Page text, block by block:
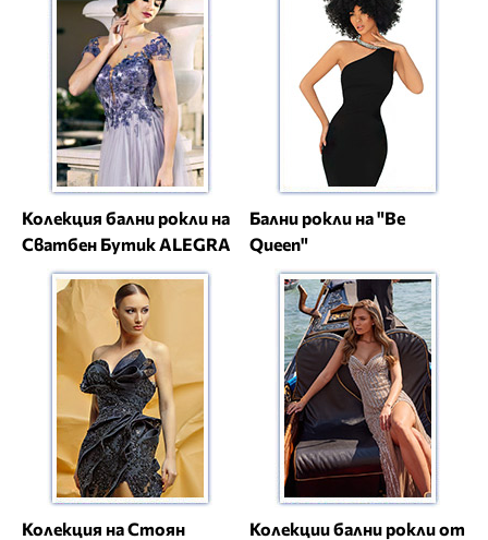
Колекция бални рокли на
Сватбен Бутик ALEGRA
Бални рокли на "Be
Queen"
Колекция на Стоян
Колекции бални рокли от